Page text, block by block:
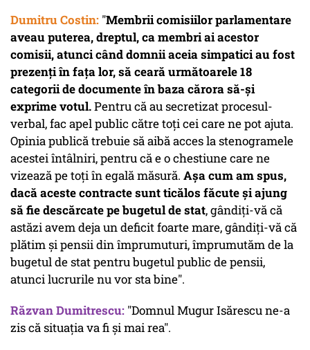
Dumitru Costin: "Membrii comisiilor parlamentare
aveau puterea, dreptul, ca membri ai acestor
comisii, atunci când domnii aceia simpatici au fost
prezenți în fața lor, să ceară următoarele 18
categorii de documente în baza cărora să-și
exprime votul.Pentru că au secretizat procesul-
verbal, fac apel public către toți cei care ne pot ajuta.
Opinia publică trebuie să aibă acces la stenogramele
acestei întâlniri, pentru că e o chestiune care ne
vizează pe toți în egală măsură. Așa cum am spus,
dacă aceste contracte sunt ticălos făcute și ajung
să fie descărcate pe bugetul de stat, gândiți-vă că
astăzi avem deja un deficit foarte mare, gândiți-vă că
plătim și pensii din împrumuturi, împrumutăm de la
bugetul de stat pentru bugetul public de pensii,
atunci lucrurile nu vor sta bine".
Răzvan Dumitrescu: "Domnul Mugur Isărescu ne-a
zis că situația va fi și mai rea".